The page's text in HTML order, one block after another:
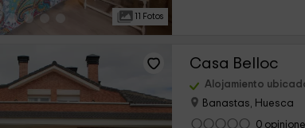
11 Fotos
Casa Belloc
Alojamiento
Banastas, Huesca
0